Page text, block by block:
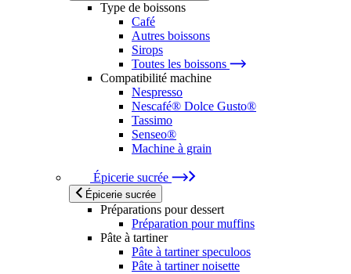
Type de boissons
Café
Autres boissons
Sirops
Toutes les boissons
Compatibilité machine
Nespresso
Nescafé® Dolce Gusto®
Tassimo
Senseo®
Machine à grain
Épicerie sucrée
Épicerie sucrée
Préparations pour dessert
Préparation pour muffins
Pâte à tartiner
Pâte à tartiner speculoos
Pâte à tartiner noisette